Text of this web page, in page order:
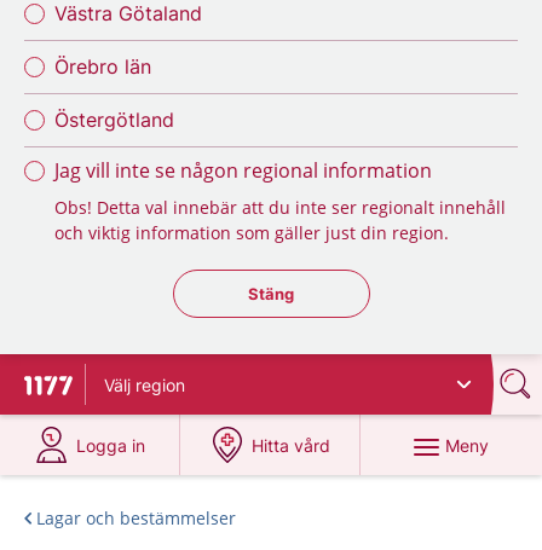
Västra Götaland
Örebro län
Östergötland
Jag vill inte se någon regional information
Obs! Detta val innebär att du inte ser regionalt innehåll
och viktig information som gäller just din region.
Stäng regionsväljaren
Stäng
Till startsidan för 1177
Välj region
Logga in
på 1177.se
Hitta vård
på 1177.se
Meny
Lagar och bestämmelser